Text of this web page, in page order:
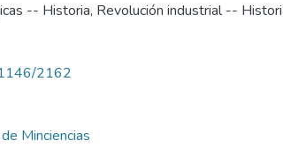
-- Historia, Revolución industrial --
2162
Minciencias